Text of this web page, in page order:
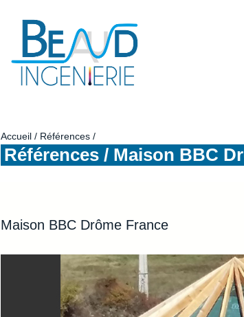
Accueil Références
Références / Maison BBC
Maison BBC Drôme France